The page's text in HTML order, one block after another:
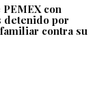
con
detenido por
contra su